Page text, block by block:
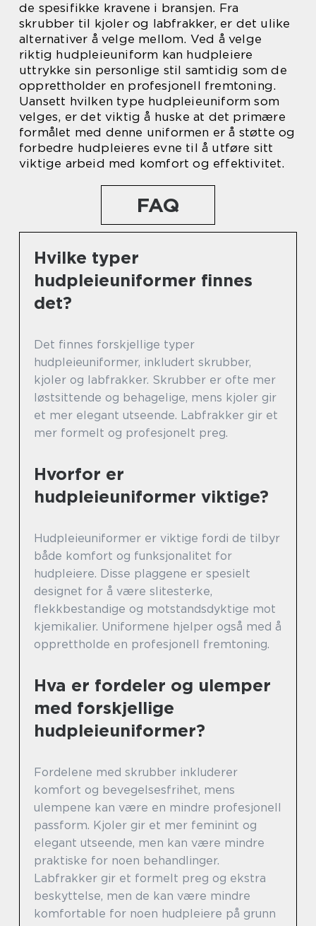
de spesifikke kravene i bransjen. Fra
skrubber til kjoler og labfrakker, er det ulike
alternativer å velge mellom. Ved å velge
riktig hudpleieuniform kan hudpleiere
uttrykke sin personlige stil samtidig som de
opprettholder en profesjonell fremtoning.
Uansett hvilken type hudpleieuniform som
velges, er det viktig å huske at det primære
formålet med denne uniformen er å støtte og
forbedre hudpleieres evne til å utføre sitt
viktige arbeid med komfort og effektivitet.
FAQ
Hvilke typer
hudpleieuniformer finnes
det?
Det finnes forskjellige typer
hudpleieuniformer, inkludert skrubber,
kjoler og labfrakker. Skrubber er ofte mer
løstsittende og behagelige, mens kjoler gir
et mer elegant utseende. Labfrakker gir et
mer formelt og profesjonelt preg.
Hvorfor er
hudpleieuniformer viktige?
Hudpleieuniformer er viktige fordi de tilbyr
både komfort og funksjonalitet for
hudpleiere. Disse plaggene er spesielt
designet for å være slitesterke,
flekkbestandige og motstandsdyktige mot
kjemikalier. Uniformene hjelper også med å
opprettholde en profesjonell fremtoning.
Hva er fordeler og ulemper
med forskjellige
hudpleieuniformer?
Fordelene med skrubber inkluderer
komfort og bevegelsesfrihet, mens
ulempene kan være en mindre profesjonell
passform. Kjoler gir et mer feminint og
elegant utseende, men kan være mindre
praktiske for noen behandlinger.
Labfrakker gir et formelt preg og ekstra
beskyttelse, men de kan være mindre
komfortable for noen hudpleiere på grunn